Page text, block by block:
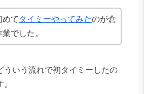
めて タイミーやってみたのが倉
でした。
ういう流れで初タイミーしたの